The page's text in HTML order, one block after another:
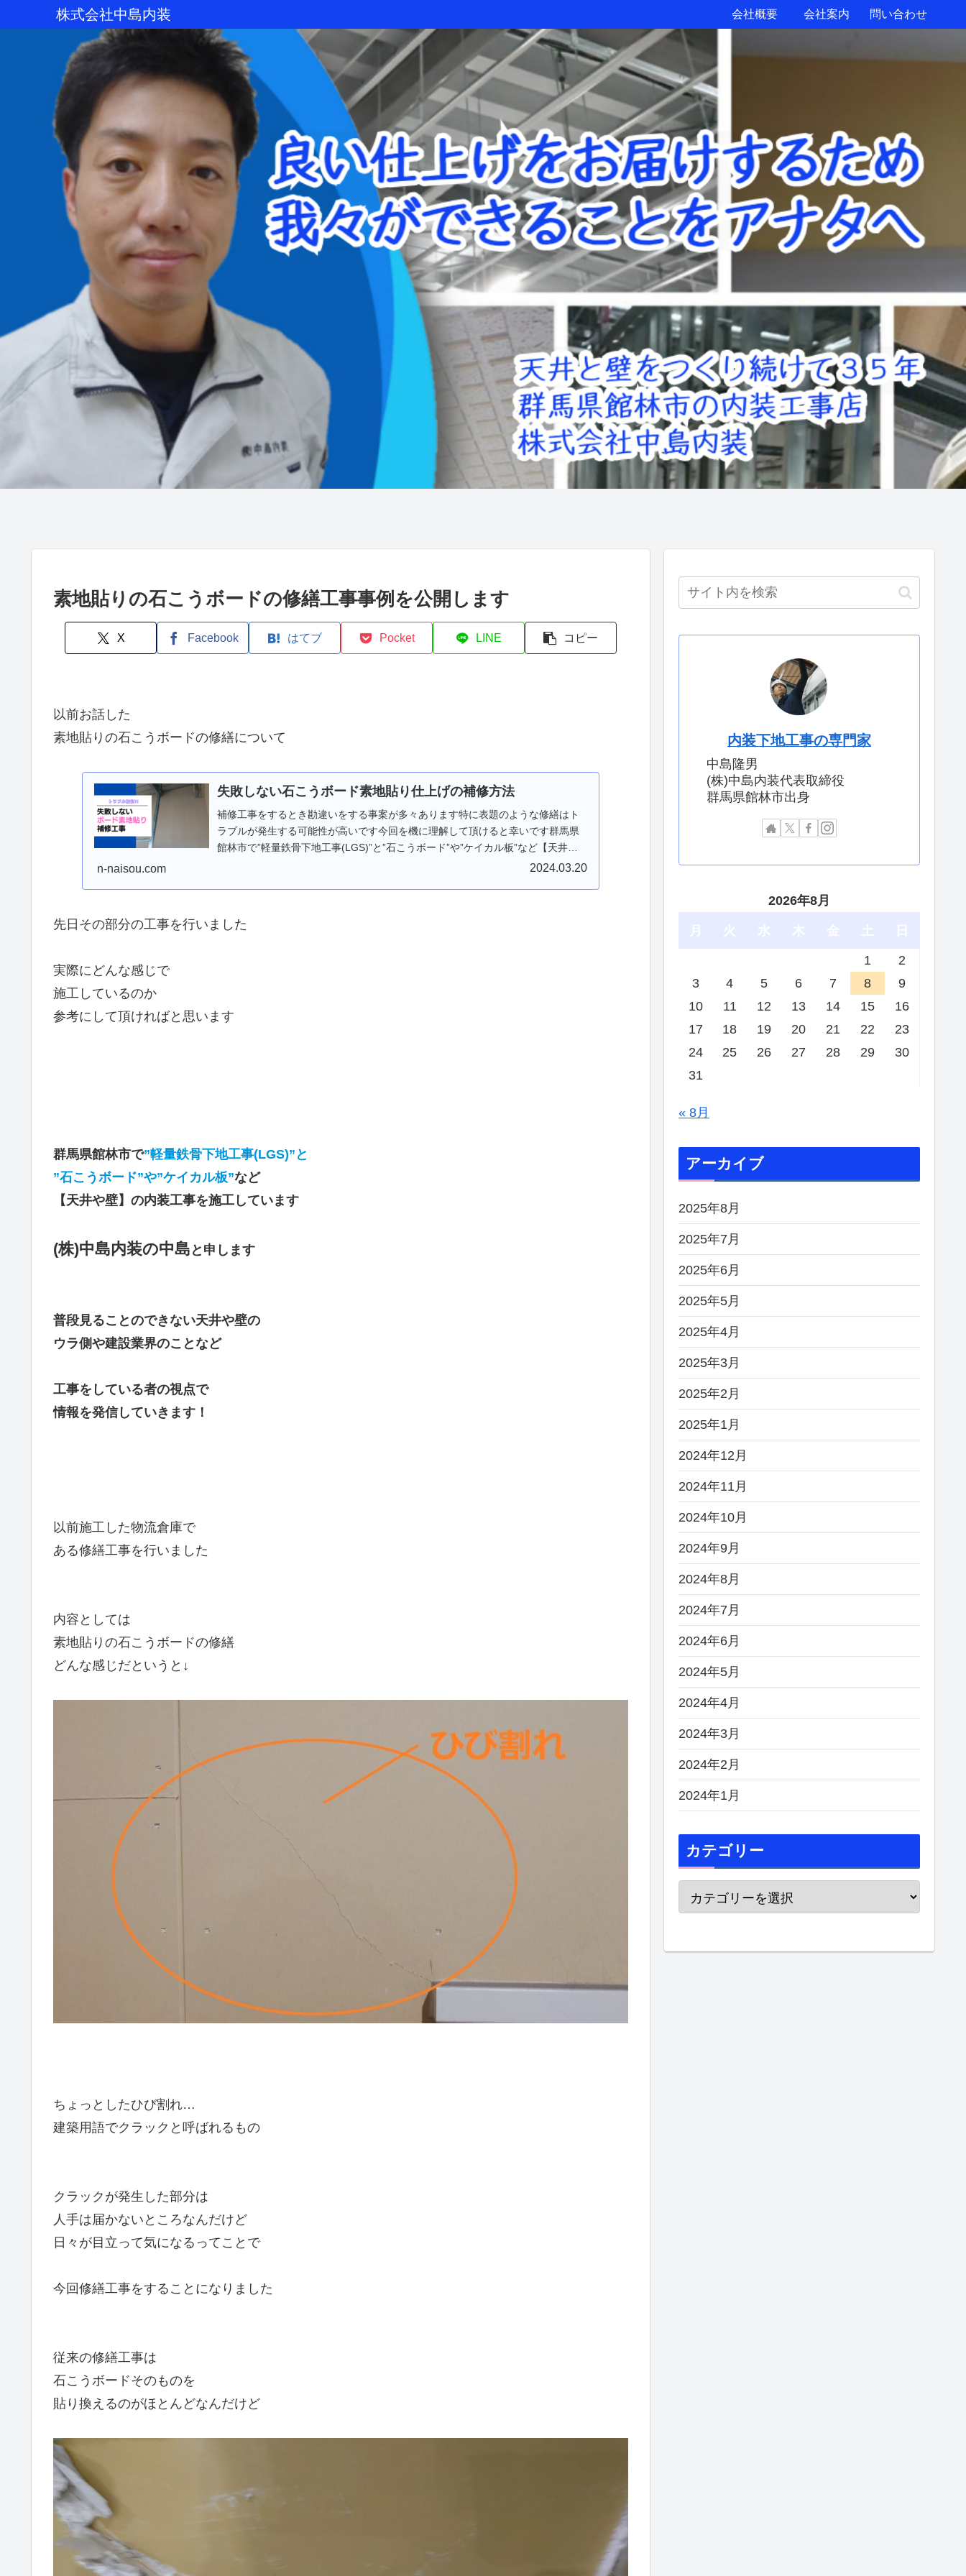
株式会社中島内装 会社概要 会社案内 問い合わせ
素地貼りの石こうボードの修繕工事事例を公開します
X Facebook はてブ Pocket LINE コピー
以前お話した
素地貼りの石こうボードの修繕について
失敗しない石こうボード素地貼り仕上げの補修方法
補修工事をするとき勘違いをする事案が多々あります特に表題のような修繕はト
ラブルが発生する可能性が高いです今回を機に理解して頂けると幸いです群馬県
館林市で”軽量鉄骨下地工事(LGS)”と”石こうボード”や”ケイカル板”など【天井や
n-naisou.com 2024.03.20
先日その部分の工事を行いました
実際にどんな感じで
施工しているのか
参考にして頂ければと思います
群馬県館林市で”軽量鉄骨下地工事(LGS)”と
”石こうボード”や”ケイカル板”など
【天井や壁】の内装工事を施工しています
(株)中島内装の中島 と申します
普段見ることのできない天井や壁の
ウラ側や建設業界のことなど
工事をしている者の視点で
情報を発信していきます！
以前施工した物流倉庫で
ある修繕工事を行いました
内容としては
素地貼りの石こうボードの修繕
どんな感じだというと↓
ちょっとしたひび割れ…
建築用語でクラックと呼ばれるもの
クラックが発生した部分は
人手は届かないところなんだけど
日々が目立って気になるってことで
今回修繕工事をすることになりました
従来の修繕工事は
石こうボードそのものを
貼り換えるのがほとんどなんだけど
内装下地工事の専門家
中島隆男
(株)中島内装代表取締役
群馬県館林市出身
2026年8月
月 火 水 木 金 土 日
1
2
3
4 5 6 7 8
9
10
11 12 13 14 15
16
17
18 19 20 21 22
23
24
25 26 27 28 29
30
31
« 8月
アーカイブ
2025年8月
2025年7月
2025年6月
2025年5月
2025年4月
2025年3月
2025年2月
2025年1月
2024年12月
2024年11月
2024年10月
2024年9月
2024年8月
2024年7月
2024年6月
2024年5月
2024年4月
2024年3月
2024年2月
2024年1月
カテゴリー